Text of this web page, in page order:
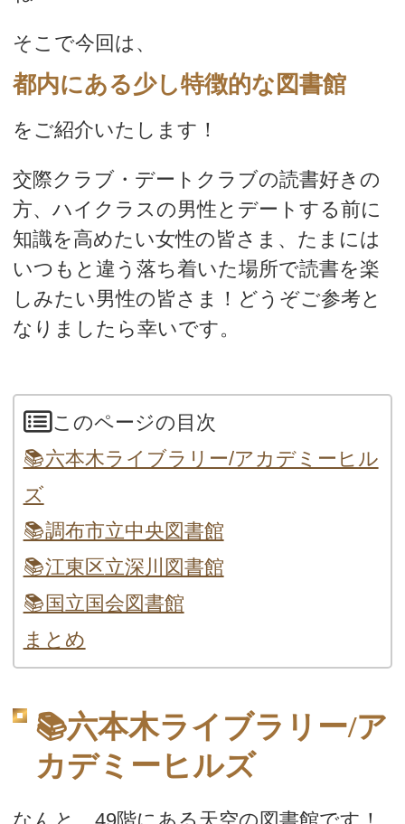
そこで今回は、
都内にある少し特徴的な図書館
をご紹介いたします！
交際クラブ・デートクラブの読書好きの
方、ハイクラスの男性とデートする前に
知識を高めたい女性の皆さま、たまには
いつもと違う落ち着いた場所で読書を楽
しみたい男性の皆さま！どうぞご参考と
なりましたら幸いです。
このページの目次
📚六本木ライブラリー/アカデミーヒル
ズ
📚調布市立中央図書館
📚江東区立深川図書館
📚国立国会図書館
まとめ
📚六本木ライブラリー/ア
カデミーヒルズ